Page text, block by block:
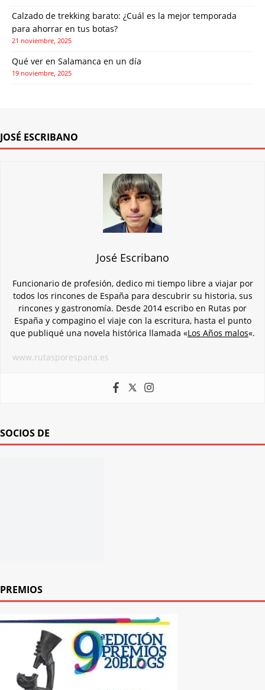
Calzado de trekking barato: ¿Cuál es la mejor temporada
para ahorrar en tus botas?
21 noviembre, 2025
Qué ver en Salamanca en un día
19 noviembre, 2025
JOSÉ ESCRIBANO
José Escribano
Funcionario de profesión, dedico mi tiempo libre a viajar por
todos los rincones de España para descubrir su historia, sus
rincones y gastronomía. Desde 2014 escribo en Rutas por
España y compagino el viaje con la escritura, hasta el punto
que publiqué una novela histórica llamada «Los Años malos«.
www.rutasporespana.es
SOCIOS DE
PREMIOS